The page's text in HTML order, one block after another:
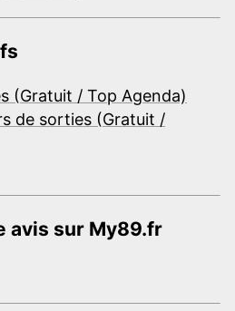
(Gratuit / Top Agenda)
de sorties (Gratuit /
avis sur My89.fr